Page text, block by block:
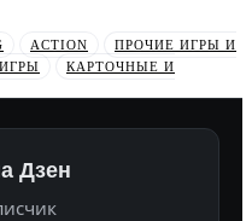
ACTION
ПРОЧИЕ ИГРЫ И
КАРТОЧНЫЕ И
Дзен